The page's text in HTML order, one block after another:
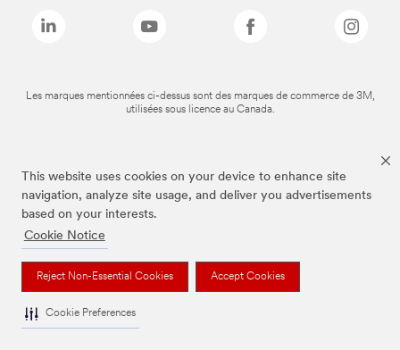
This website uses cookies on your device to enhance site
navigation, analyze site usage, and deliver you advertisements
based on your interests.
Cookie Notice
Reject Non-Essential Cookies Accept Cookies
Cookie Preferences
Les marques mentionnées ci-dessus sont des marques de commerce de 3M,
utilisées sous licence au Canada.